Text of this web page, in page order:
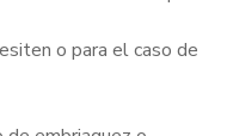
o para el caso de